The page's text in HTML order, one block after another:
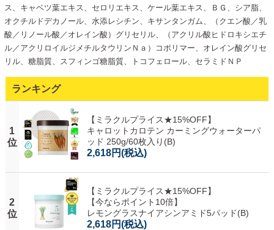
ス、キャベツ葉エキス、セロリエキス、ケール葉エキス、ＢＧ、シア脂、
オクチルドデカノール、水添レシチン、キサンタンガム、（クエン酸／乳
酸／リノール酸／オレイン酸）グリセリル、（アクリル酸ヒドロキシエチ
ル／アクリロイルジメチルタウリンＮａ）コポリマー、オレイン酸グリセ
リル、糖脂質、スフィンゴ糖脂質、トコフェロール、セラミドＮＰ
ランキング
1
位
【ミラクルプライス★15%OFF】
キャロットカロテン カーミングウォーターパ
ッド 250g/60枚入り(B)
2,618円(税込)
2
位
【ミラクルプライス★15%OFF】
【今ならポイント10倍】
レモングラスナイアシンアミド5パッド(B)
2,618円(税込)